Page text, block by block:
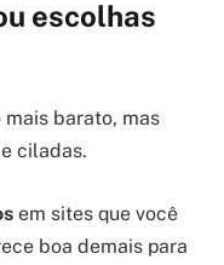
escolhas
barato, mas
ciladas.
em sites que você
boa demais para